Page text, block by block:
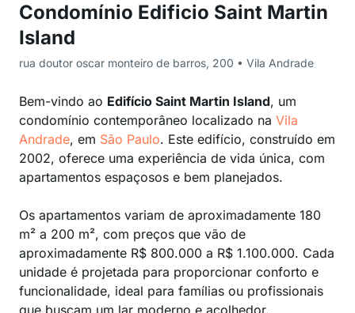
Condomínio Edificio Saint Martin
Island
rua doutor oscar monteiro de barros, 200 • Vila Andrade
Bem-vindo ao Edifício Saint Martin Island, um
condomínio contemporâneo localizado na Vila
Andrade, em São Paulo. Este edifício, construído em
2002, oferece uma experiência de vida única, com
apartamentos espaçosos e bem planejados.
Os apartamentos variam de aproximadamente 180
m² a 200 m², com preços que vão de
aproximadamente R$ 800.000 a R$ 1.100.000. Cada
unidade é projetada para proporcionar conforto e
funcionalidade, ideal para famílias ou profissionais
que buscam um lar moderno e acolhedor.